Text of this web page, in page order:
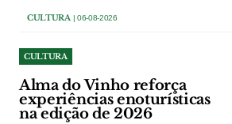
CULTURA| 06-08-2026
CULTURA
Alma do Vinho reforça
experiências enoturísticas
na edição de 2026